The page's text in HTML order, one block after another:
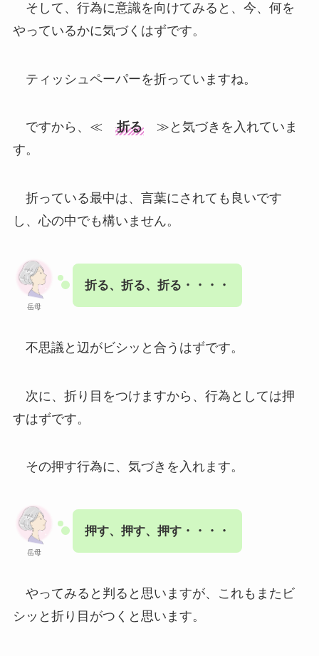
そして、行為に意識を向けてみると、今、何を
やっているかに気づくはずです。
ティッシュペーパーを折っていますね。
ですから、≪ 折る≫と気づきを入れていま
す。
折っている最中は、言葉にされても良いです
し、心の中でも構いません。
岳母
折る、折る、折る・・・・
不思議と辺がビシッと合うはずです。
次に、折り目をつけますから、行為としては押
すはずです。
その押す行為に、気づきを入れます。
岳母
押す、押す、押す・・・・
やってみると判ると思いますが、これもまたビ
シッと折り目がつくと思います。